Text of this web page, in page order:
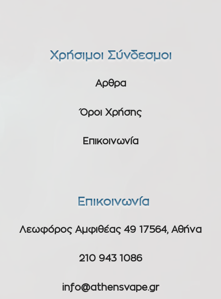
Χρήσιμοι Σύνδεσμοι
Αρθρα
Όροι Χρήσης
Επικοινωνία
Επικοινωνία
Λεωφόρος Αμφιθέας 49 17564, Αθήνα
210 943 1086
info@athensvape.gr